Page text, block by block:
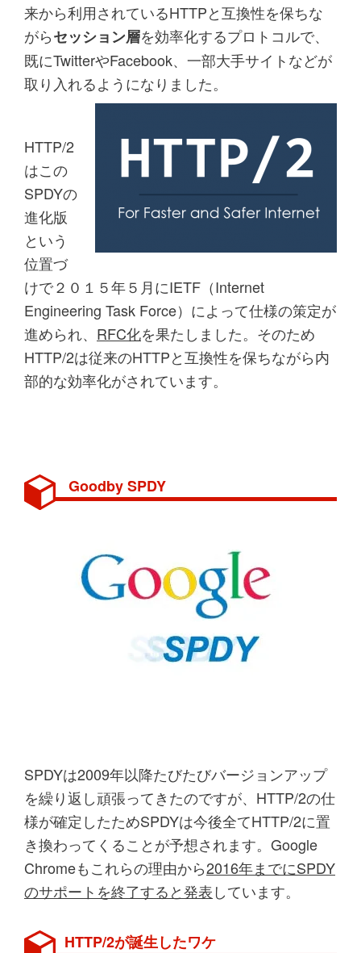
来から利用されているHTTPと互換性を保ちな
がらセッション層を効率化するプロトコルで、
既にTwitterやFacebook、一部大手サイトなどが
取り入れるようになりました。
HTTP/2
はこの
SPDYの
進化版
という
位置づ
けで２０１５年５月にIETF（Internet
Engineering Task Force）によって仕様の策定が
進められ、 RFC化を果たしました。そのため
HTTP/2は従来のHTTPと互換性を保ちながら内
部的な効率化がされています。
Goodby SPDY
SPDYは2009年以降たびたびバージョンアップ
を繰り返し頑張ってきたのですが、HTTP/2の仕
様が確定したためSPDYは今後全てHTTP/2に置
き換わってくることが予想されます。Google
Chromeもこれらの理由から2016年までにSPDY
のサポートを終了すると発表しています。
HTTP/2が誕生したワケ